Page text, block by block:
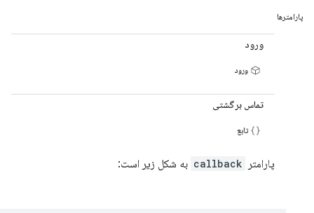
پارامترها
ورود
ورود
تماس برگشتی
تابع
پارامتر callback به شکل زیر است: